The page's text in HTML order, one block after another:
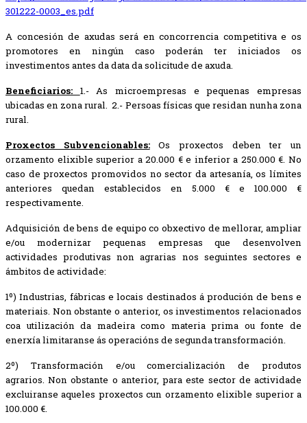
301222-0003_es.pdf
A concesión de axudas será en concorrencia competitiva e os
promotores en ningún caso poderán ter iniciados os
investimentos antes da data da solicitude de axuda.
Beneficiarios: 1.- As microempresas e pequenas empresas
ubicadas en zona rural.2.- Persoas físicas que residan nunha zona
rural.
Proxectos Subvencionables:
Os proxectos deben ter un
orzamento elixible superior a 20.000 € e inferior a 250.000 €. No
caso de proxectos promovidos no sector da artesanía, os límites
anteriores quedan establecidos en 5.000 € e 100.000 €
respectivamente.
Adquisición de bens de equipo co obxectivo de mellorar, ampliar
e/ou modernizar pequenas empresas que desenvolven
actividades produtivas non agrarias nos seguintes sectores e
ámbitos de actividade:
1º) Industrias, fábricas e locais destinados á produción de bens e
materiais. Non obstante o anterior, os investimentos relacionados
coa utilización da madeira como materia prima ou fonte de
enerxía limitaranse ás operacións de segunda transformación.
2º) Transformación e/ou comercialización de produtos
agrarios. Non obstante o anterior, para este sector de actividade
excluiranse aqueles proxectos cun orzamento elixible superior a
100.000 €.